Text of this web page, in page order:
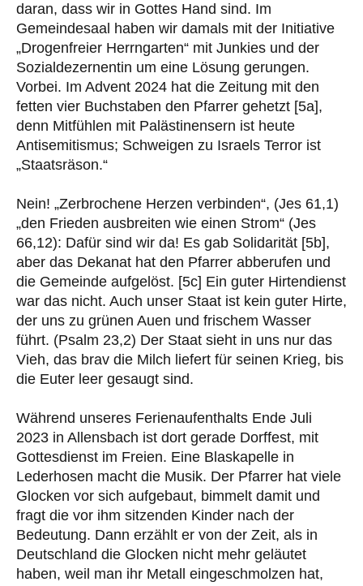
daran, dass wir in Gottes Hand sind. Im
Gemeindesaal haben wir damals mit der Initiative
„Drogenfreier Herrngarten“ mit Junkies und der
Sozialdezernentin um eine Lösung gerungen.
Vorbei. Im Advent 2024 hat die Zeitung mit den
fetten vier Buchstaben den Pfarrer gehetzt [5a],
denn Mitfühlen mit Palästinensern ist heute
Antisemitismus; Schweigen zu Israels Terror ist
„Staatsräson.“
Nein! „Zerbrochene Herzen verbinden“, (Jes 61,1)
„den Frieden ausbreiten wie einen Strom“ (Jes
66,12): Dafür sind wir da! Es gab Solidarität [5b],
aber das Dekanat hat den Pfarrer abberufen und
die Gemeinde aufgelöst. [5c] Ein guter Hirtendienst
war das nicht. Auch unser Staat ist kein guter Hirte,
der uns zu grünen Auen und frischem Wasser
führt. (Psalm 23,2) Der Staat sieht in uns nur das
Vieh, das brav die Milch liefert für seinen Krieg, bis
die Euter leer gesaugt sind.
Während unseres Ferienaufenthalts Ende Juli
2023 in Allensbach ist dort gerade Dorffest, mit
Gottesdienst im Freien. Eine Blaskapelle in
Lederhosen macht die Musik. Der Pfarrer hat viele
Glocken vor sich aufgebaut, bimmelt damit und
fragt die vor ihm sitzenden Kinder nach der
Bedeutung. Dann erzählt er von der Zeit, als in
Deutschland die Glocken nicht mehr geläutet
haben, weil man ihr Metall eingeschmolzen hat,